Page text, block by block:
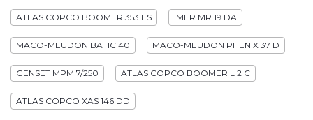
ATLAS COPCO BOOMER 353 ES IMER MR 19 DA
MACO-MEUDON BATIC 40 MACO-MEUDON PHENIX 37 D
GENSET MPM 7/250 ATLAS COPCO BOOMER L 2 C
ATLAS COPCO XAS 146 DD